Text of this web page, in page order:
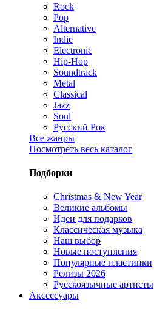
Rock
Pop
Alternative
Indie
Electronic
Hip-Hop
Soundtrack
Metal
Classical
Jazz
Soul
Русский Рок
Все жанры
Посмотреть весь каталог
Подборки
Christmas & New Year
Великие альбомы
Идеи для подарков
Классическая музыка
Наш выбор
Новые поступления
Популярные пластинки
Релизы 2026
Русскоязычные артисты
Аксессуары